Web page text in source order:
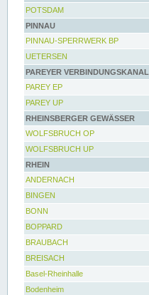
POTSDAM
PINNAU
PINNAU-SPERRWERK BP
UETERSEN
PAREYER VERBINDUNGSKANAL
PAREY EP
PAREY UP
RHEINSBERGER GEWÄSSER
WOLFSBRUCH OP
WOLFSBRUCH UP
RHEIN
ANDERNACH
BINGEN
BONN
BOPPARD
BRAUBACH
BREISACH
Basel-Rheinhalle
Bodenheim